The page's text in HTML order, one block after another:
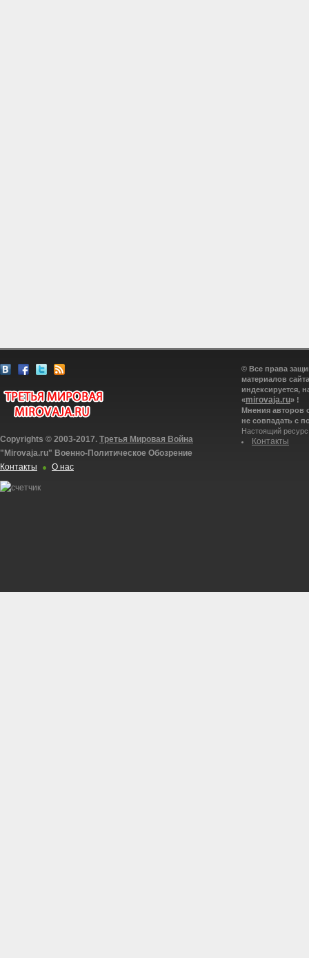
Copyrights © 2003-2017. Третья Мировая Война
"Mirovaja.ru" Военно-Политическое Обозрение
Контакты
О нас
© Все права
материалов
индексируется,
«mirovaja.ru» !
Мнения авторов
не совпадать с
Настоящий
Контакты